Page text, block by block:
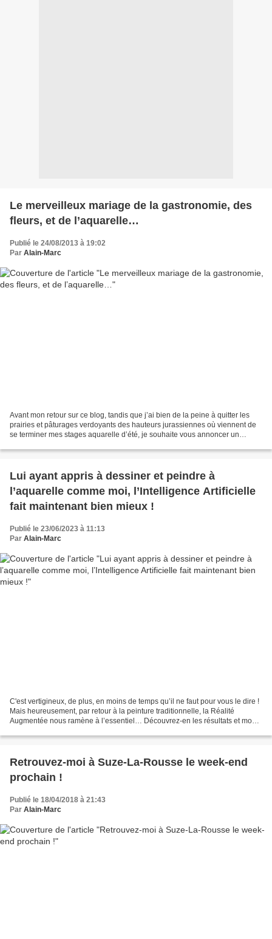
Le merveilleux mariage de la gastronomie, des
fleurs, et de l’aquarelle…
Publié le 24/08/2013 à 19:02
Par Alain-Marc
Avant mon retour sur ce blog, tandis que j’ai bien de la peine à quitter les
prairies et pâturages verdoyants des hauteurs jurassiennes où viennent de
se terminer mes stages aquarelle d’été, je souhaite vous annoncer un
Lui ayant appris à dessiner et peindre à
l’aquarelle comme moi, l’Intelligence Artificielle
fait maintenant bien mieux !
Publié le 23/06/2023 à 11:13
Par Alain-Marc
C'est vertigineux, de plus, en moins de temps qu’il ne faut pour vous le dire !
Mais heureusement, par retour à la peinture traditionnelle, la Réalité
Augmentée nous ramène à l’essentiel… Découvrez-en les résultats et mon
Retrouvez-moi à Suze-La-Rousse le week-end
prochain !
Publié le 18/04/2018 à 21:43
Par Alain-Marc